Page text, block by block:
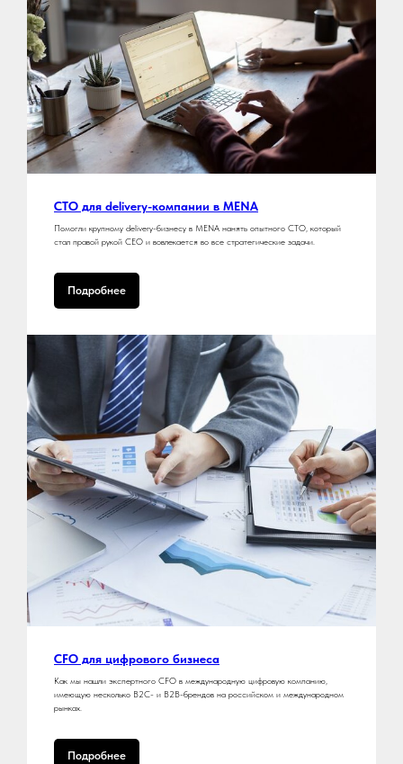
СTO для delivery-компании в MENA
Помогли крупному delivery-бизнесу в MENA нанять опытного CTO, который
стал правой рукой СЕО и вовлекается во все стратегические задачи.
Подробнее
CFO для цифрового бизнеса
Как мы нашли экспертного CFO в международную цифровую компанию,
имеющую несколько B2C- и B2B-брендов на российском и международном
рынках.
Подробнее
не тратя на это 1,5-2 часа
своего времени.